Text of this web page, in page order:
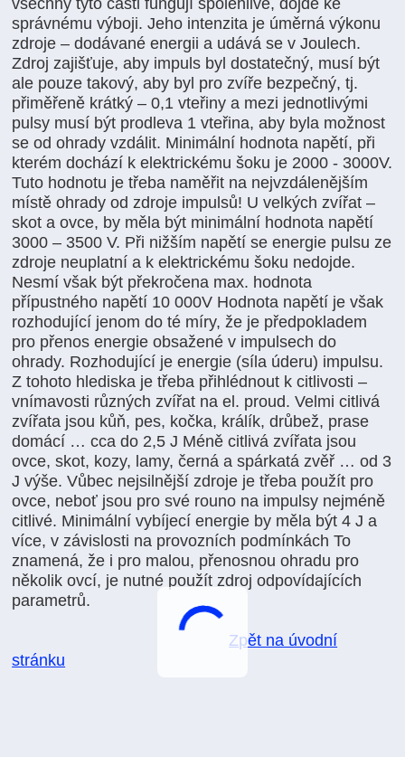
všechny tyto části fungují spolehlivě, dojde ke
správnému výboji. Jeho intenzita je úměrná výkonu
zdroje – dodávané energii a udává se v Joulech.
Zdroj zajišťuje, aby impuls byl dostatečný, musí být
ale pouze takový, aby byl pro zvíře bezpečný, tj.
přiměřeně krátký – 0,1 vteřiny a mezi jednotlivými
pulsy musí být prodleva 1 vteřina, aby byla možnost
se od ohrady vzdálit. Minimální hodnota napětí, při
kterém dochází k elektrickému šoku je 2000 - 3000V.
Tuto hodnotu je třeba naměřit na nejvzdálenějším
místě ohrady od zdroje impulsů! U velkých zvířat –
skot a ovce, by měla být minimální hodnota napětí
3000 – 3500 V. Při nižším napětí se energie pulsu ze
zdroje neuplatní a k elektrickému šoku nedojde.
Nesmí však být překročena max. hodnota
přípustného napětí 10 000V Hodnota napětí je však
rozhodující jenom do té míry, že je předpokladem
pro přenos energie obsažené v impulsech do
ohrady. Rozhodující je energie (síla úderu) impulsu.
Z tohoto hlediska je třeba přihlédnout k citlivosti –
vnímavosti různých zvířat na el. proud. Velmi citlivá
zvířata jsou kůň, pes, kočka, králík, drůbež, prase
domácí … cca do 2,5 J Méně citlivá zvířata jsou
ovce, skot, kozy, lamy, černá a spárkatá zvěř … od 3
J výše. Vůbec nejsilnější zdroje je třeba použít pro
ovce, neboť jsou pro své rouno na impulsy nejméně
citlivé. Minimální vybíjecí energie by měla být 4 J a
více, v závislosti na provozních podmínkách To
znamená, že i pro malou, přenosnou ohradu pro
několik ovcí, je nutné použít zdroj odpovídajících
parametrů.
Zpět na úvodní
stránku